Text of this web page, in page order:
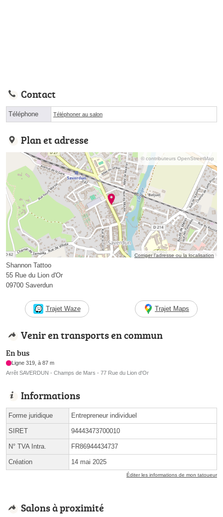
Contact
Téléphone Téléphoner au salon
Plan et adresse
© contributeurs OpenStreetMap
Corriger l’adresse ou la localisation
Shannon Tattoo
55 Rue du Lion d'Or
09700 Saverdun
Trajet Waze Trajet Maps
Venir en transports en commun
En bus
Ligne 319, à 87 m
Arrêt SAVERDUN - Champs de Mars - 77 Rue du Lion d'Or
Informations
Forme juridique Entrepreneur individuel
SIRET 94443473700010
N° TVA Intra. FR86944434737
Création 14 mai 2025
Éditer les informations de mon tatoueur
Salons à proximité